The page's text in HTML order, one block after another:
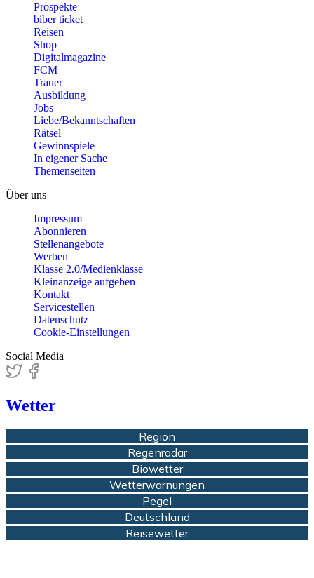
Prospekte
biber ticket
Reisen
Shop
Digitalmagazine
FCM
Trauer
Ausbildung
Jobs
Liebe/Bekanntschaften
Rätsel
Gewinnspiele
In eigener Sache
Themenseiten
Über uns
Impressum
Abonnieren
Stellenangebote
Werben
Klasse 2.0/Medienklasse
Kleinanzeige aufgeben
Kontakt
Servicestellen
Datenschutz
Cookie-Einstellungen
Social Media
Wetter
Region
Regenradar
Biowetter
Wetterwarnungen
Pegel
Deutschland
Reisewetter